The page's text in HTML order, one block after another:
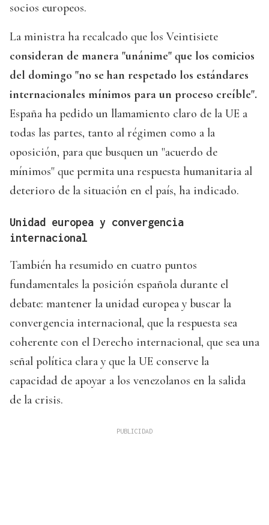
socios europeos.
La ministra ha recalcado que los Veintisiete
consideran de manera "unánime" que los comicios
del domingo "no se han respetado los estándares
internacionales mínimos para un proceso creíble".
España ha pedido un llamamiento claro de la UE a
todas las partes, tanto al régimen como a la
oposición, para que busquen un "acuerdo de
mínimos" que permita una respuesta humanitaria al
deterioro de la situación en el país, ha indicado.
Unidad europea y convergencia
internacional
También ha resumido en cuatro puntos
fundamentales la posición española durante el
debate: mantener la unidad europea y buscar la
convergencia internacional, que la respuesta sea
coherente con el Derecho internacional, que sea una
señal política clara y que la UE conserve la
capacidad de apoyar a los venezolanos en la salida
de la crisis.